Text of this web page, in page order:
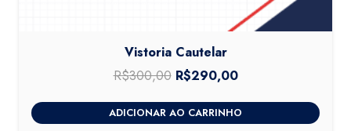
Vistoria Cautelar
R$300,00 O
preço
original
R$290,00O
preço
atual
ADICIONAR AO CARRINHO